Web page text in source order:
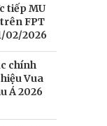
tiếp MU
FPT
02/2026
chính
Vua
Á 2026